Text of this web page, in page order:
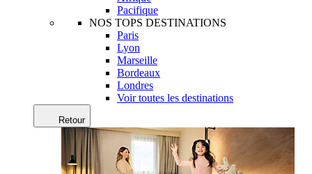
Pacifique
NOS TOPS DESTINATIONS
Paris
Lyon
Marseille
Bordeaux
Londres
Voir toutes les destinations
Retour